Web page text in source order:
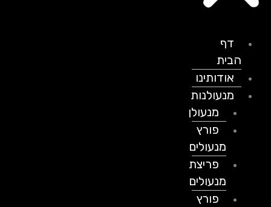
דף
הבית
אודותינו
מנעולנות
מנעולן
פורץ
מנעולים
פריצת
מנעולים
פורץ